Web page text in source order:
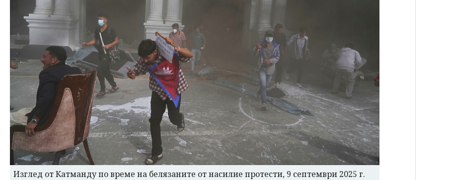
Изглед от Катманду по време на белязаните от насилие протести, 9 септември 2025 г.